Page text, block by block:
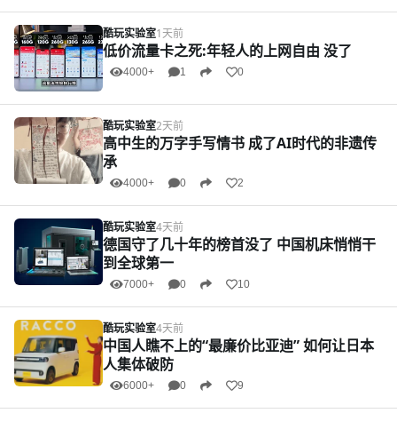
酷玩实验室1天前
低价流量卡之死:年轻人的上网自由 没了
4000+ 1 0
酷玩实验室2天前
高中生的万字手写情书 成了AI时代的非遗传
承
4000+ 0 2
酷玩实验室4天前
德国守了几十年的榜首没了 中国机床悄悄干
到全球第一
7000+ 0 10
酷玩实验室4天前
中国人瞧不上的“最廉价比亚迪” 如何让日本
人集体破防
6000+ 0 9